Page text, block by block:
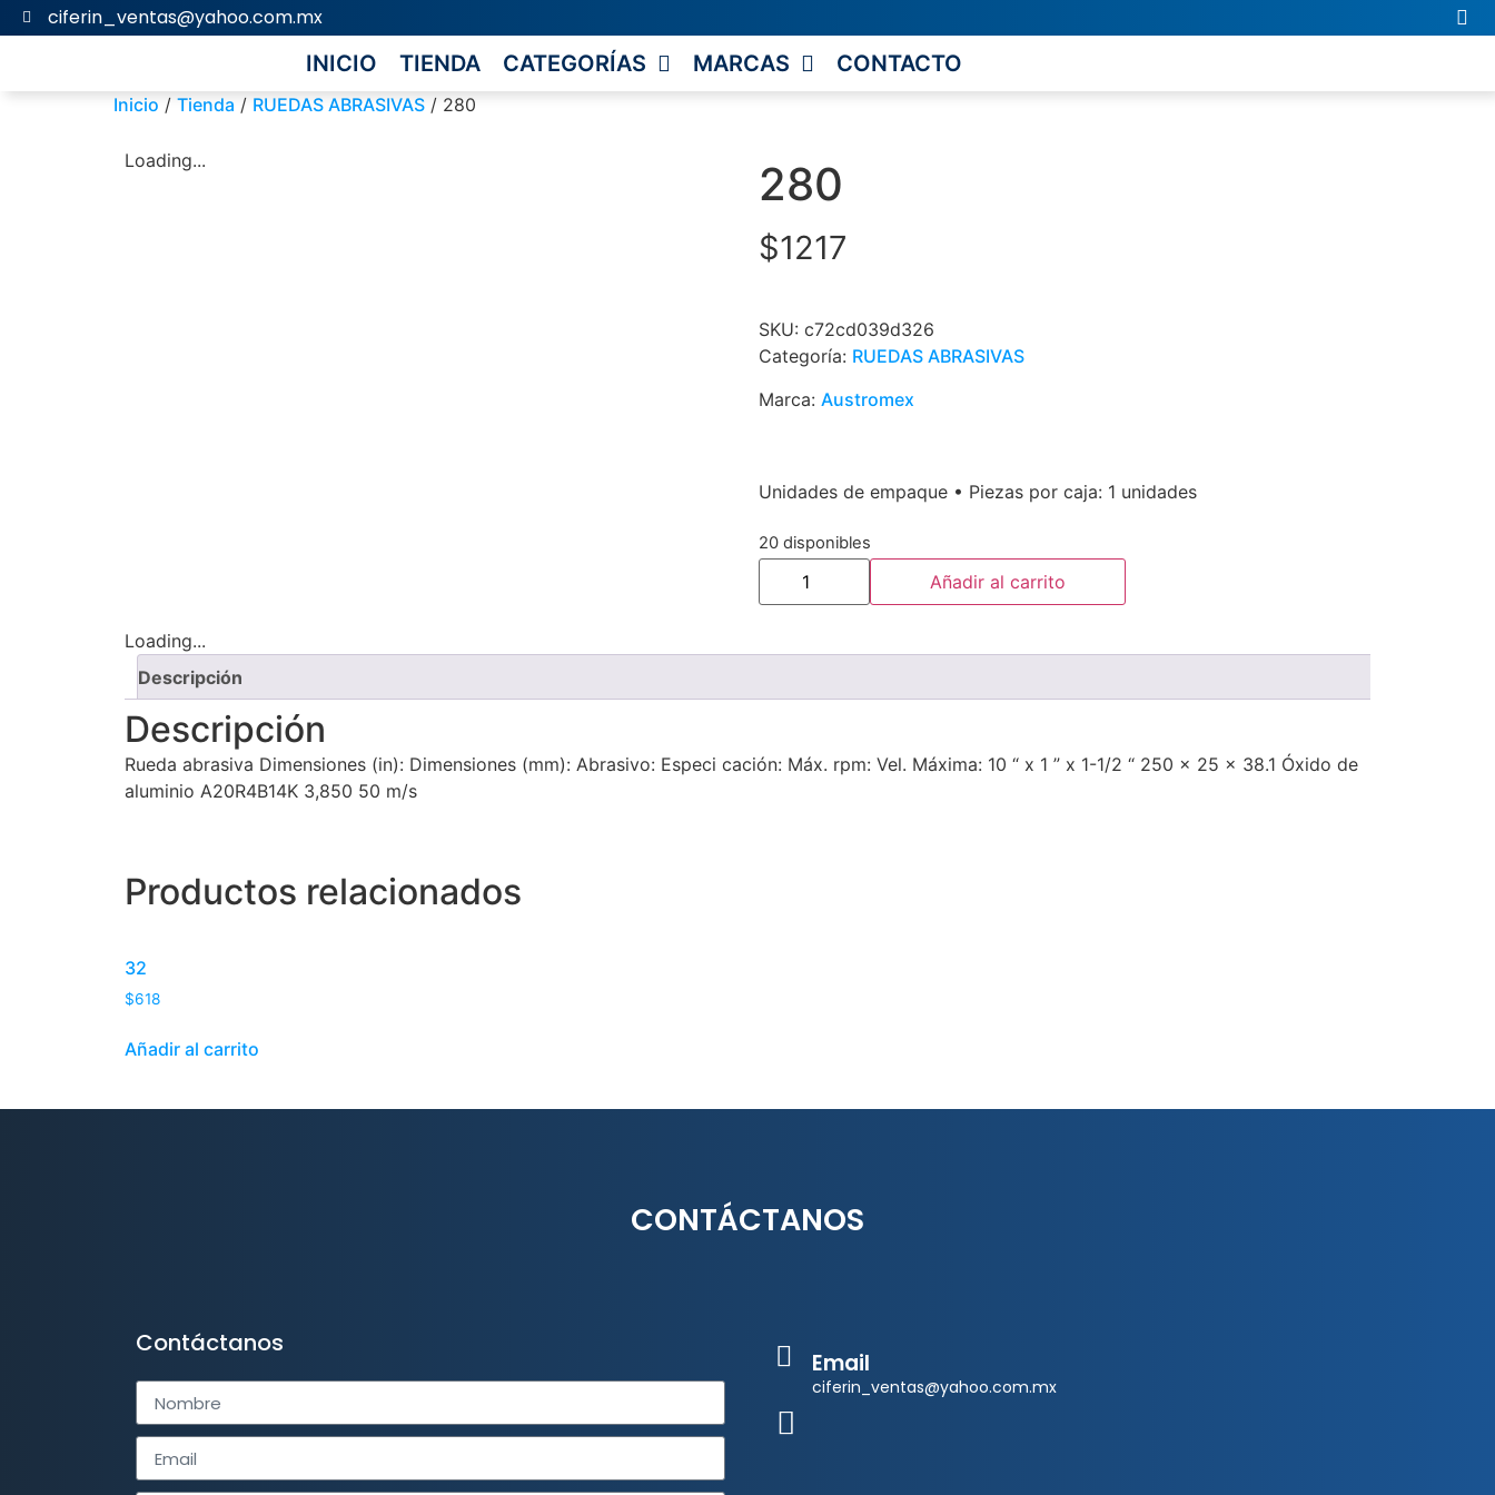
ciferin_ventas@yahoo.com.mx
INICIO TIENDA CATEGORÍAS MARCAS CONTACTO
Inicio / Tienda / RUEDAS ABRASIVAS / 280
Loading... 280
$1217
SKU: c72cd039d326
Categoría: RUEDAS ABRASIVAS
Marca: Austromex
Unidades de empaque • Piezas por caja: 1 unidades
20 disponibles
Añadir al carrito
Loading...
Descripción
Descripción
Rueda abrasiva Dimensiones (in): Dimensiones (mm): Abrasivo: Especi cación: Máx. rpm: Vel. Máxima: 10 “ x 1 ” x 1-1/2 “ 250 x 25 x 38.1 Óxido de
aluminio A20R4B14K 3,850 50 m/s
Productos relacionados
32
$618
Añadir al carrito
CONTÁCTANOS
Contáctanos
Email
ciferin_ventas@yahoo.com.mx